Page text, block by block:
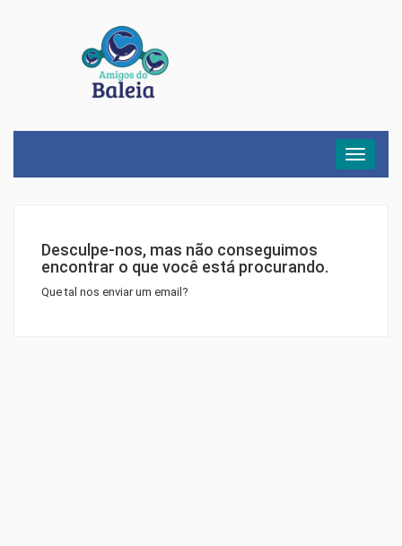
Menu
Desculpe-nos, mas não conseguimos
encontrar o que você está procurando.
Que tal nos enviar um email?